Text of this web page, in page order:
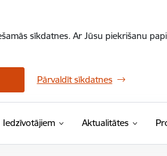
sīkdatnes. Ar Jūsu piekrišanu
Pārvaldīt sīkdatnes
Iedzīvotājiem Aktualitātes